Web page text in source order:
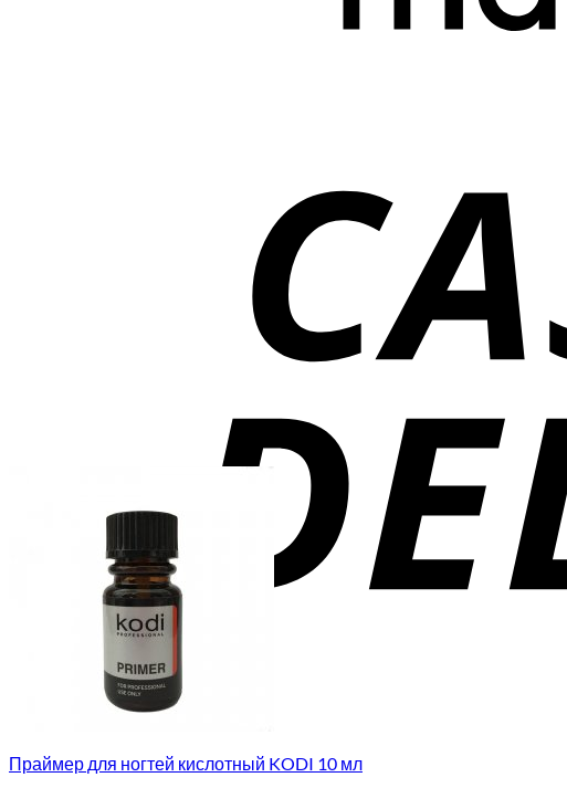
Праймер для ногтей кислотный KODI 10 мл